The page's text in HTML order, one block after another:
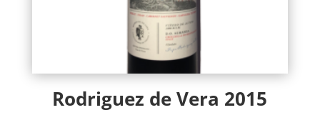
Rodriguez de Vera 2015